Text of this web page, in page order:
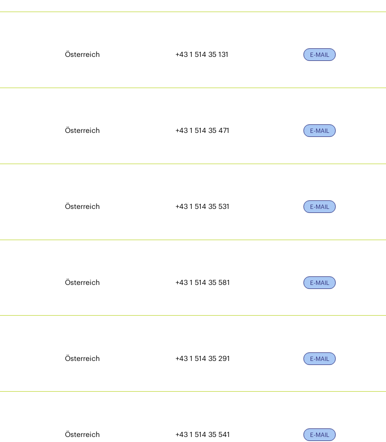
Österreich +43 1 514 35 131 E-MAIL
Österreich +43 1 514 35 471 E-MAIL
Österreich +43 1 514 35 531 E-MAIL
Österreich +43 1 514 35 581 E-MAIL
Österreich +43 1 514 35 291 E-MAIL
Österreich +43 1 514 35 541 E-MAIL